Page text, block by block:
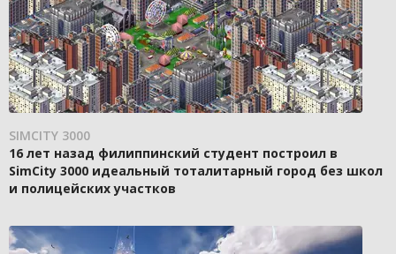
SIMCITY 3000
16 лет назад филиппинский студент построил в
SimCity 3000 идеальный тоталитарный город без школ
и полицейских участков